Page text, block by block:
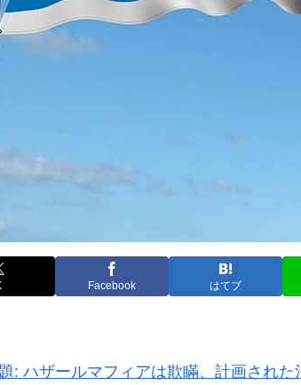
Facebook はてブ
: ハザールマフィアは欺瞞、計画され